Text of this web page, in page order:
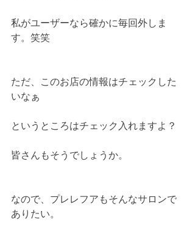
私がユーザーなら確かに毎回外しま
す。笑笑
ただ、このお店の情報はチェックした
いなぁ
というところはチェック入れますよ？
皆さんもそうでしょうか。
なので、プレレフアもそんなサロンで
ありたい。